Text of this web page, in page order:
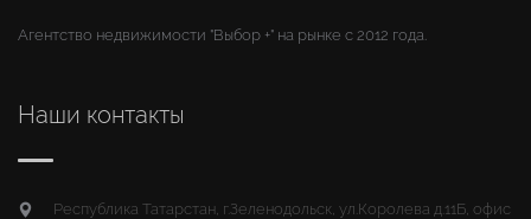
Агентство недвижимости "Выбор +" на рынке с 2012 года.
Наши контакты
Республика Татарстан, г.Зеленодольск, ул.Королева д.11Б, офис